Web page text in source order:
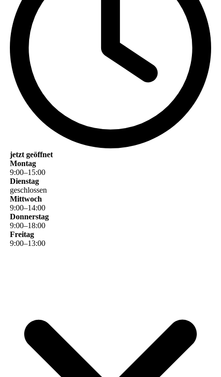
jetzt geöffnet
Montag
9:00–15:00
Dienstag
geschlossen
Mittwoch
9:00–14:00
Donnerstag
9:00–18:00
Freitag
9:00–13:00